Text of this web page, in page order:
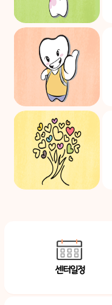
센터일정